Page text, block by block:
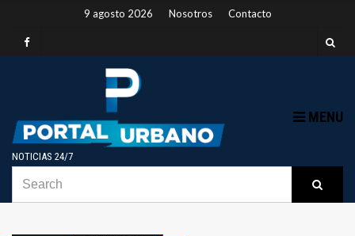
9 agosto 2026 Nosotros Contacto
NOTICIAS 24/7
MENU